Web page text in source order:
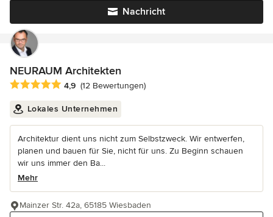
Nachricht
NEURAUM Architekten
Durchschnittliche Bewertung: 4.9 von 5 Sternen
4,9 (12 Bewertungen)
Lokales Unternehmen
Architektur dient uns nicht zum Selbstzweck. Wir entwerfen,
planen und bauen für Sie, nicht für uns. Zu Beginn schauen
wir uns immer den Ba...
Mehr
Mainzer Str. 42a, 65185 Wiesbaden